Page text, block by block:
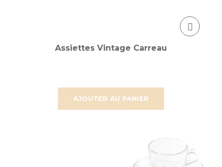
AJOUTER AU PANIER
Assiettes Vintage Carreau